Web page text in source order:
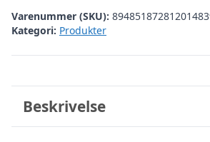
Varenummer (SKU):
Kategori: Produkter
Beskrivelse